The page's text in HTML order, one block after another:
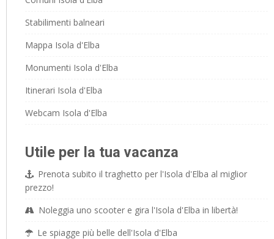
Stabilimenti balneari
Mappa Isola d'Elba
Monumenti Isola d'Elba
Itinerari Isola d'Elba
Webcam Isola d'Elba
Utile per la tua vacanza
Prenota subito il traghetto per l'Isola d'Elba al miglior
prezzo!
Noleggia uno scooter e gira l'Isola d'Elba in libertà!
Le spiagge più belle dell'Isola d'Elba